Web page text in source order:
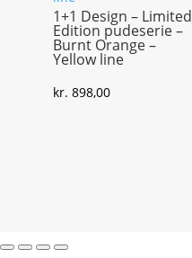
1+1 Design – Limited
Edition pudeserie –
Burnt Orange –
Yellow line
kr. 898,00